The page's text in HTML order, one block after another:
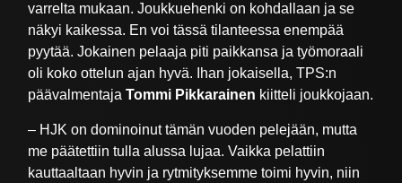
varrelta mukaan. Joukkuehenki on kohdallaan ja se
näkyi kaikessa. En voi tässä tilanteessa enempää
pyytää. Jokainen pelaaja piti paikkansa ja työmoraali
oli koko ottelun ajan hyvä. Ihan jokaisella, TPS:n
päävalmentajaTommi Pikkarainen kiitteli joukkojaan.
– HJK on dominoinut tämän vuoden pelejään, mutta
me päätettiin tulla alussa lujaa. Vaikka pelattiin
kauttaaltaan hyvin ja rytmityksemme toimi hyvin, niin